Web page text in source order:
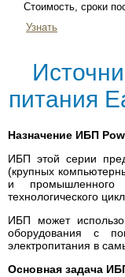
Стоимость, сроки
Узнать
питания
Назначение ИБП
ИБП этой серии
(крупных
и промышленного
технологического
ИБП может
оборудования с
электропитания в
Основная задача